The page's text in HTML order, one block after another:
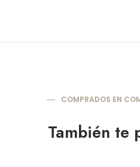
COMPRADOS EN
También te